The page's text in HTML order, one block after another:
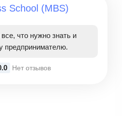
School (MBS)
что нужно знать и
предпринимателю.
Нет отзывов